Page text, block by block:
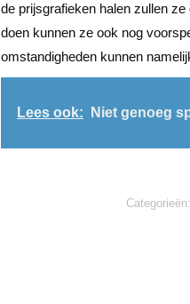
de prijsgrafieken halen zullen
doen kunnen ze ook nog
omstandigheden kunnen
Lees ook: Niet genoeg
Categorieën: